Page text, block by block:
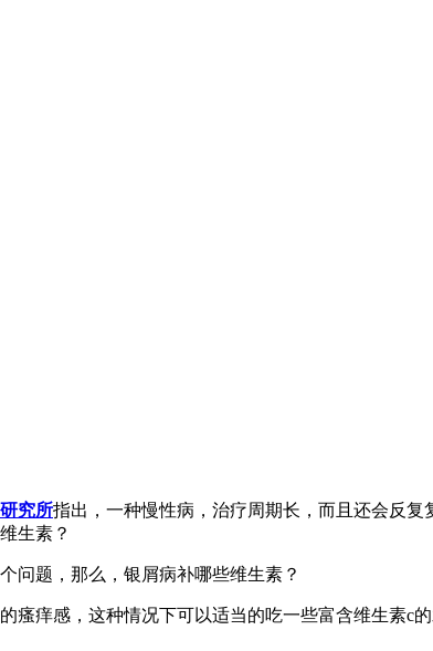
究所指出，一种慢性病，治疗周期长，而且还会反
生素？
问题，那么，银屑病补哪些维生素？
痒感，这种情况下可以适当的吃一些富含维生素c